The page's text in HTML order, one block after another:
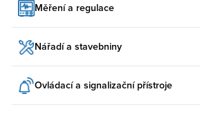
Měření a regulace
Nářadí a stavebniny
Ovládací a signalizační přístroje